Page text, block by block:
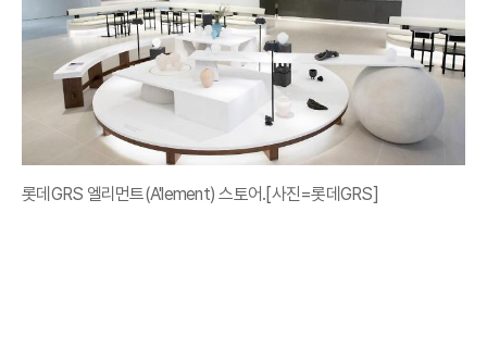
롯데GRS 엘리먼트(A'lement) 스토어.[사진=롯데GRS]